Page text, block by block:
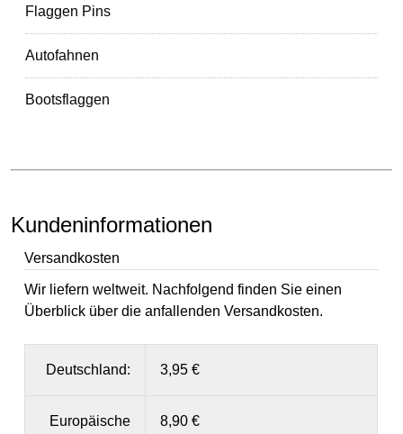
Flaggen Pins
Autofahnen
Bootsflaggen
Kundeninformationen
Versandkosten
Wir liefern weltweit. Nachfolgend finden Sie einen
Überblick über die anfallenden Versandkosten.
Deutschland: 3,95 €
Europäische
8,90 €